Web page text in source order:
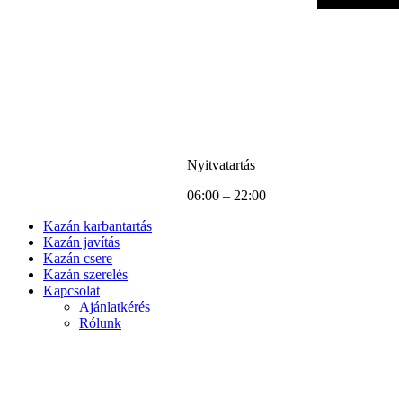
Nyitvatartás
06:00 – 22:00
Kazán karbantartás
Kazán javítás
Kazán csere
Kazán szerelés
Kapcsolat
Ajánlatkérés
Rólunk